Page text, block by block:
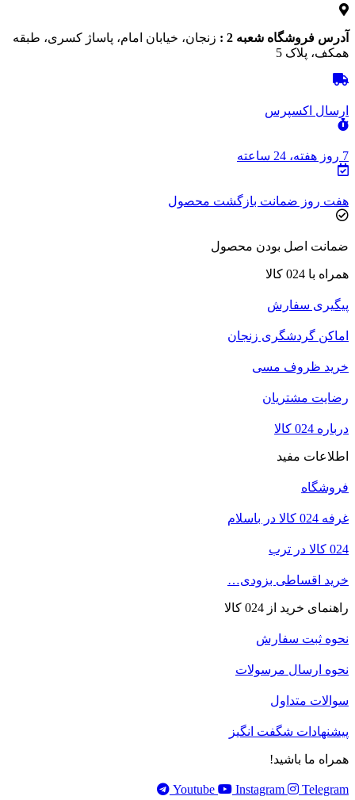
آدرس فروشگاه شعبه 2 :
زنجان، خیابان امام، پاساژ کسری، طبقه
همکف، پلاک 5
ارسال اکسپرس
7 روز هفته، 24 ساعته
هفت روز ضمانت بازگشت محصول
ضمانت اصل بودن محصول
همراه با 024 کالا
پیگیری سفارش
اماکن گردشگری زنجان
خرید ظروف مسی
رضایت مشتریان
درباره 024 کالا
اطلاعات مفید
فروشگاه
غرفه 024 کالا در باسلام
024 کالا در ترب
خرید اقساطی بزودی…
راهنمای خرید از 024 کالا
نحوه ثبت سفارش
نحوه ارسال مرسولات
سوالات متداول
پیشنهادات شگفت انگیز
همراه ما باشید!
Youtube Instagram Telegram